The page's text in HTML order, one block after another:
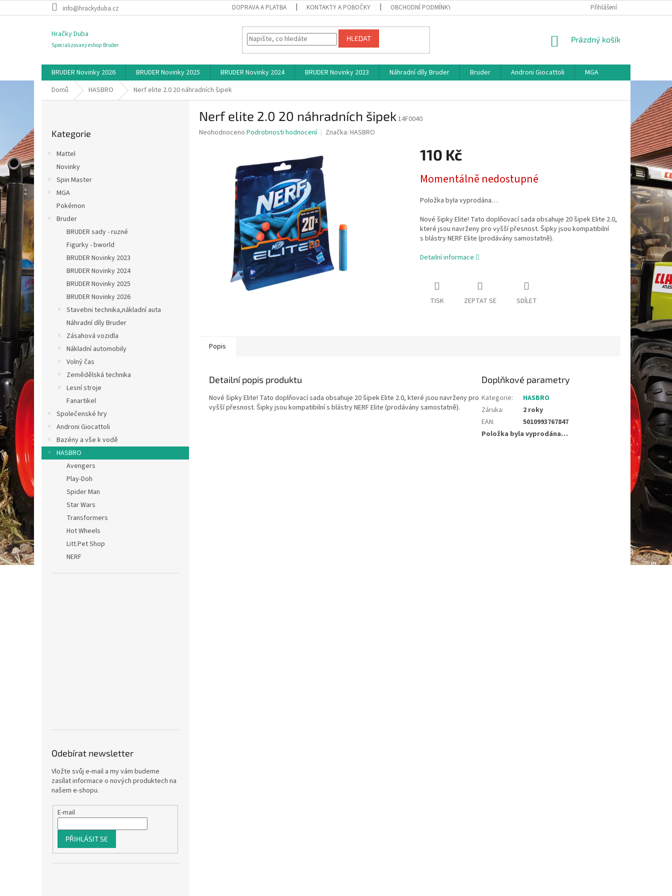
na
info@hrackyduba.cz DOPRAVA A PLATBA KONTAKTY A POBOČKY OBCHODNÍ PODMÍNKY MAPA SERVERU
Přihlášení
Hračky Duba
Specializovaný eshop Bruder
HLEDAT
NÁKUPNÍ
Prázdný košík
BRUDER Novinky 2026 BRUDER Novinky 2025 BRUDER Novinky 2024 BRUDER Novinky 2023 Náhradní díly Bruder Bruder Androni Giocattoli
MGA
Domů
HASBRO Nerf elite 2.0 20 náhradních šipek
kategorie
Kategorie
Mattel
Novinky
Spin Master
MGA
Pokémon
Bruder
BRUDER sady - ruzné
Figurky - bworld
BRUDER Novinky 2023
BRUDER Novinky 2024
BRUDER Novinky 2025
BRUDER Novinky 2026
Stavebni technika,nákladní auta
Náhradní díly Bruder
Zásahová vozidla
Nákladní automobily
Volný čas
Zemědělská technika
Lesní stroje
Fanartikel
Společenské hry
Androni Giocattoli
Bazény a vše k vodě
HASBRO
Avengers
Play-Doh
Spider Man
Star Wars
Transformers
Hot Wheels
Litt.Pet Shop
NERF
Odebírat newsletter
Vložte svůj e-mail a my vám budeme
zasílat informace o nových produktech na
našem e-shopu.
E-mail
PŘIHLÁSIT SE
Nerf elite 2.0 20 náhradních šipek 14F0040
Průměrné
Neohodnoceno Podrobnosti hodnocení Značka: HASBRO
110 Kč
cena:
Momentálně nedostupné
Položka byla vyprodána…
Nové šipky Elite! Tato doplňovací sada obsahuje 20 šipek Elite 2.0,
které jsou navrženy pro vyšší přesnost. Šipky jsou kompatibilní
s blástry NERF Elite (prodávány samostatně).
Detailní informace
TISK ZEPTAT SE SDÍLET
Popis
Detailní popis produktu
Nové šipky Elite! Tato doplňovací sada obsahuje 20 šipek Elite 2.0, které jsou navrženy pro
vyšší přesnost. Šipky jsou kompatibilní s blástry NERF Elite (prodávány samostatně).
Doplňkové parametry
Kategorie:
HASBRO
Záruka:
2 roky
EAN:
5010993767847
Položka byla vyprodána…